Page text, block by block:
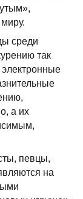
среди
так
а их
певцы,
на